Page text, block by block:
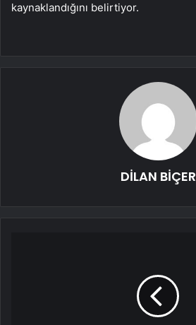
kaynaklandığını belirtiyor.
DİLAN BİÇER